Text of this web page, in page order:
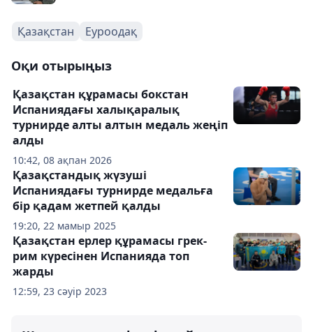
Қазақстан Еуроодақ
Оқи отырыңыз
10:42, 08 ақпан 2026
Қазақстан құрамасы бокстан
Испаниядағы халықаралық
турнирде алты алтын медаль жеңіп
алды
19:20, 22 мамыр 2025
Қазақстандық жүзуші
Испаниядағы турнирде медальға
бір қадам жетпей қалды
12:59, 23 сәуір 2023
Қазақстан ерлер құрамасы грек-
рим күресінен Испанияда топ
жарды